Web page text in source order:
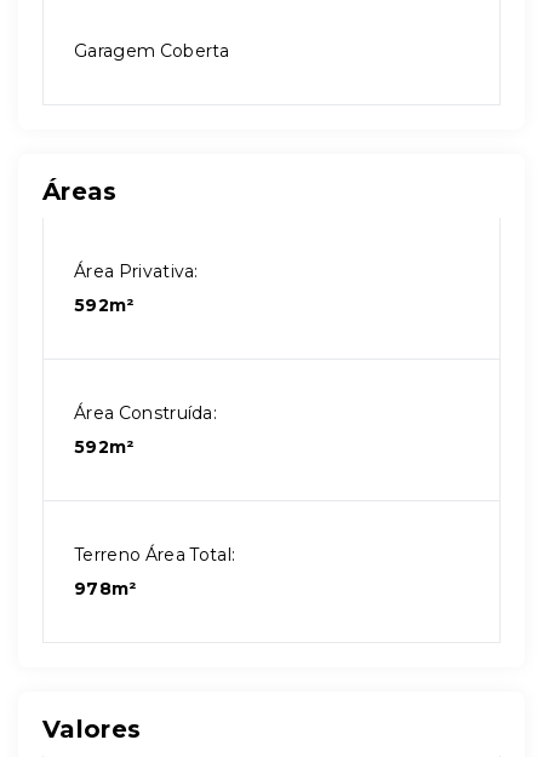
Garagem Coberta
Áreas
Área Privativa:
592m²
Área Construída:
592m²
Terreno Área Total:
978m²
Valores